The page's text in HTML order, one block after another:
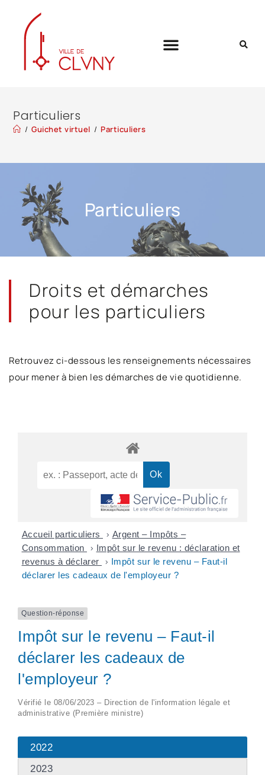
Particuliers
/ Guichet virtuel / Particuliers
Particuliers
Droits et démarches
pour les particuliers
Retrouvez ci-dessous les renseignements nécessaires
pour mener à bien les démarches de vie quotidienne.
Accueil particuliers > Argent – Impôts –
Consommation
> Impôt sur le revenu : déclaration et
revenus à déclarer
> Impôt sur le revenu – Faut-il
déclarer les cadeaux de l'employeur ?
Question-réponse
Impôt sur le revenu – Faut-il
déclarer les cadeaux de
l'employeur ?
Vérifié le 08/06/2023 – Direction de l'information légale et
administrative (Première ministre)
2022
2023